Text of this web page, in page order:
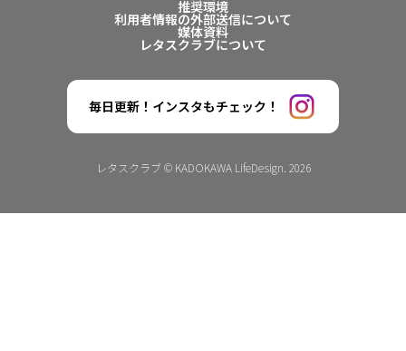
推奨環境
利用者情報の外部送信について
媒体資料
レタスクラブについて
毎日更新！インスタもチェック！
レタスクラブ © KADOKAWA LifeDesign. 2026